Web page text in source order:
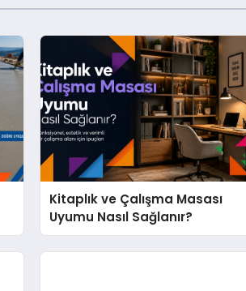
Kitaplık ve Çalışma Masası
Uyumu Nasıl Sağlanır?